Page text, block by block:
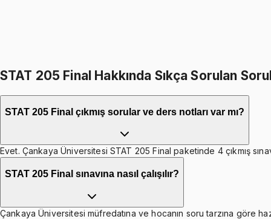
STAT 205 Final Hakkında Sıkça Sorulan
STAT 205 Final çıkmış sorular ve ders notları var mı?
Evet. Çankaya Üniversitesi STAT 205 Final paketinde 4 çıkmış
STAT 205 Final sınavına nasıl çalışılır?
Çankaya Üniversitesi müfredatına ve hocanın soru tarzına göre